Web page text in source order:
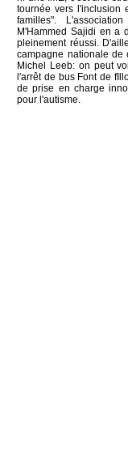
tournée vers l'inclusion
familles".
M'Hammed Sajidi en a
pleinement réussi.
campagne nationale de
Michel Leeb: on peut
l'arrêt de bus Font de
de prise en charge
pour l'autisme.